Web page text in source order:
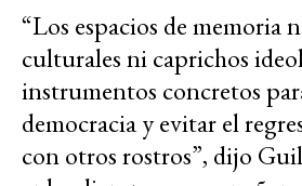
“Los espacios de memoria
culturales ni caprichos
instrumentos concretos
democracia y evitar el
con otros rostros”, dijo